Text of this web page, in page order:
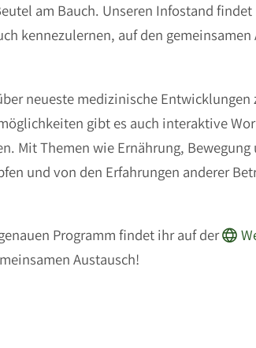
am Bauch. Unseren Infostand
kennezulernen, auf den
neueste medizinische
gibt es auch interaktive
Mit Themen wie Ernährung,
und von den Erfahrungen anderer
Programm findet ihr auf der
Austausch!